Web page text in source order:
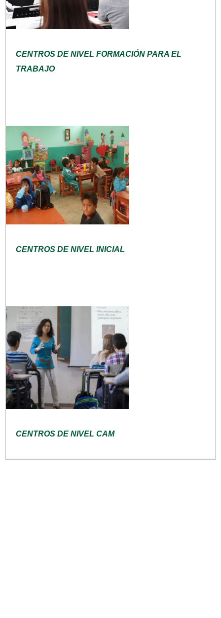
CENTROS DE NIVEL FORMACIÓN PARA EL
TRABAJO
CENTROS DE NIVEL INICIAL
CENTROS DE NIVEL CAM